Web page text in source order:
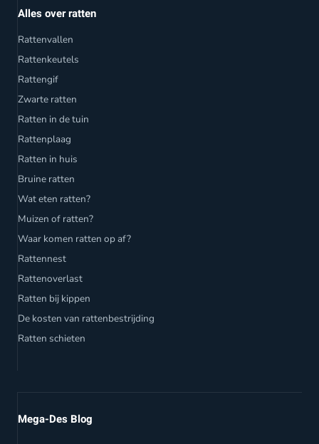
Alles over ratten
Rattenvallen
Rattenkeutels
Rattengif
Zwarte ratten
Ratten in de tuin
Rattenplaag
Ratten in huis
Bruine ratten
Wat eten ratten?
Muizen of ratten?
Waar komen ratten op af?
Rattennest
Rattenoverlast
Ratten bij kippen
De kosten van rattenbestrijding
Ratten schieten
Mega-Des Blog